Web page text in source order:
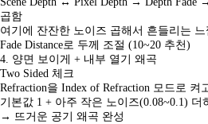
곱함
여기에 잔잔한 노이즈 곱해서 흔들리는
Fade Distance로 두께 조절 (10~20 추천)
4. 양면 보이게 + 내부 열기 왜곡
Two Sided 체크
Refraction을 Index of Refraction 모드로 켜
기본값 1 + 아주 작은 노이즈(0.08~0.1) 더
→ 뜨거운 공기 왜곡 완성